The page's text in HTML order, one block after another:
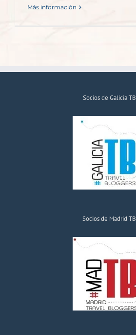
Más información
Socios de Galicia TB
Socios de Madrid TB